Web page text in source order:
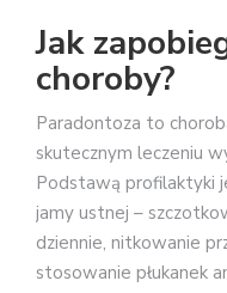
Jak
choroby?
Paradontoza to
skutecznym leczeniu
Podstawą profilaktyki
jamy ustnej –
dziennie, nitkowanie
stosowanie płukanek